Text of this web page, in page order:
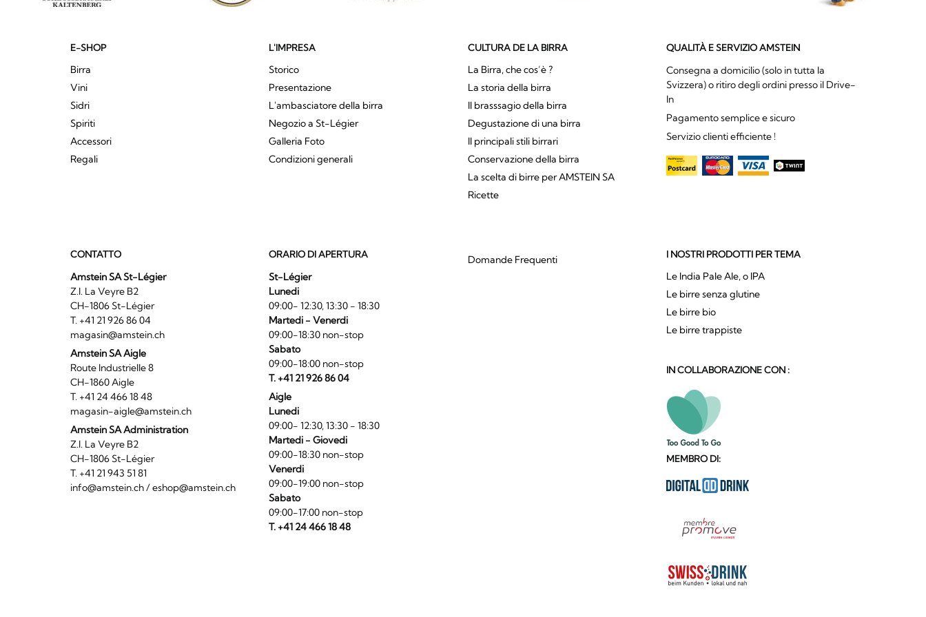
E-SHOP
Birra
Vini
Sidri
Spiriti
Accessori
Regali
L'IMPRESA
Storico
Presentazione
L'ambasciatore della birra
Negozio a St-Légier
Galleria Foto
Condizioni generali
CULTURA DE LA BIRRA
La Birra, che cos’è ?
La storia della birra
Il brasssagio della birra
Degustazione di una birra
Il principali stili birrari
Conservazione della birra
La scelta di birre per AMSTEIN SA
Ricette
QUALITÀ E SERVIZIO AMSTEIN
Consegna a domicilio (solo in tutta la
Svizzera) o ritiro degli ordini presso il Drive-
In
Pagamento semplice e sicuro
Servizio clienti efficiente !
CONTATTO
Amstein SA St-Légier
Z.I. La Veyre B2
CH-1806 St-Légier
T. +41 21 926 86 04
magasin@amstein.ch
Amstein SA Aigle
Route Industrielle 8
CH-1860 Aigle
T. +41 24 466 18 48
magasin-aigle@amstein.ch
Amstein SA Administration
Z.I. La Veyre B2
CH-1806 St-Légier
T. +41 21 943 51 81
info@amstein.ch/eshop@amstein.ch
ORARIO DI APERTURA
St-Légier
Lunedi
09:00- 12:30, 13:30 - 18:30
Martedi - Venerdi
09:00-18:30 non-stop
Sabato
09:00-18:00 non-stop
T. +41 21 926 86 04
Aigle
Lunedi
09:00- 12:30, 13:30 - 18:30
Martedi - Giovedi
09:00-18:30 non-stop
Venerdi
09:00-19:00 non-stop
Sabato
09:00-17:00 non-stop
T. +41 24 466 18 48
Domande Frequenti I NOSTRI PRODOTTI PER TEMA
Le India Pale Ale, o IPA
Le birre senza glutine
Le birre bio
Le birre trappiste
IN COLLABORAZIONE CON :
MEMBRO DI: